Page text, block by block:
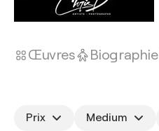
Œuvres Biographie
Prix Medium